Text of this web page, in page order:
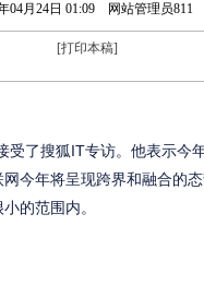
04月24日 01:09 网站管理员811
[打印本稿]
了搜狐IT专访。他表示今
今年将呈现跨界和融合的
的范围内。